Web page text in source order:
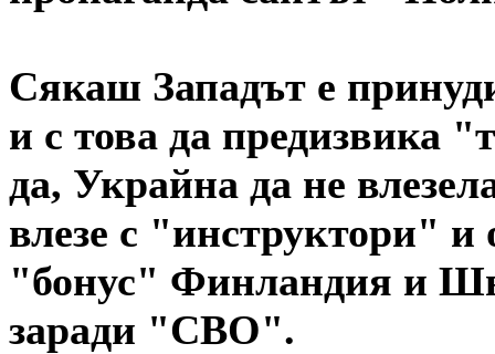
Сякаш Западът е
и с това да предизвика
да, Украйна да не
влезе с "инструктори"
"бонус" Финландия и
заради "СВО".